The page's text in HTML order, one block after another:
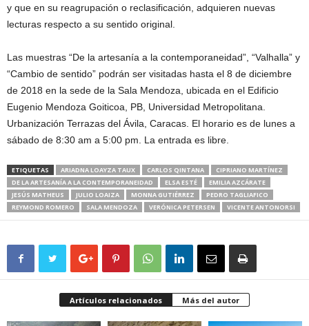
y que en su reagrupación o reclasificación, adquieren nuevas
lecturas respecto a su sentido original.
Las muestras “De la artesanía a la contemporaneidad”, “Valhalla” y
“Cambio de sentido” podrán ser visitadas hasta el 8 de diciembre
de 2018 en la sede de la Sala Mendoza, ubicada en el Edificio
Eugenio Mendoza Goiticoa, PB, Universidad Metropolitana.
Urbanización Terrazas del Ávila, Caracas. El horario es de lunes a
sábado de 8:30 am a 5:00 pm. La entrada es libre.
ETIQUETAS ARIADNA LOAYZA TAUX CARLOS QINTANA
CIPRIANO MARTÍNEZ
DE LA ARTESANÍA A LA CONTEMPORANEIDAD
ELSA ESTÉ
EMILIA AZCÁRATE
JESÚS MATHEUS
JULIO LOAIZA MONNA GUTIÉRREZ
PEDRO TAGLIAFICO
REYMOND ROMERO
SALA MENDOZA VERÓNICA PETERSEN VICENTE ANTONORSI
Artículos relacionados Más del autor